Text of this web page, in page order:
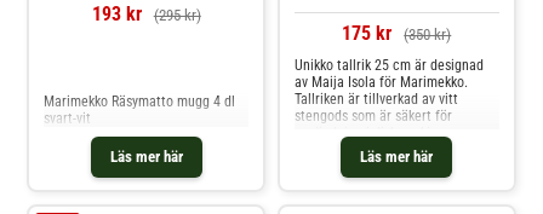
193 kr (295 kr)
Läs mer här
Marimekko Räsymatto mugg 4 dl
svart-vit
175 kr (350 kr)
Läs mer här
Unikko tallrik 25 cm är designad
av Maija Isola för Marimekko.
Tallriken är tillverkad av vitt
stengods som är säkert för
användning i diskmaskin, ugn,
mikrovågsugn och frys. Innan du
börjar använda plattan, kom ihåg
att ta bort klistermärket från dess